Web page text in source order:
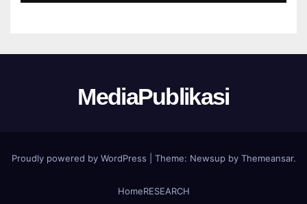
MediaPublikasi
Proudly powered by WordPress Theme: Newsupby Themeansar.
HomeRESEARCH